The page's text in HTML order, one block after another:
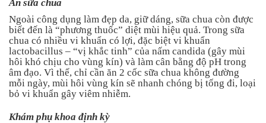
Ăn sữa chua
Ngoài công dụng làm đẹp da, giữ dáng, sữa chua còn được
biết đến là “phương thuốc” diệt mùi hiệu quả. Trong sữa
chua có nhiều vi khuẩn có lợi, đặc biệt vi khuẩn
lactobacillus – “vị khắc tinh” của nấm candida (gây mùi
hôi khó chịu cho vùng kín) và làm cân bằng độ pH trong
âm đạo. Vì thế, chỉ cần ăn 2 cốc sữa chua không đường
mỗi ngày, mùi hôi vùng kín sẽ nhanh chóng bị tống đi, loại
bỏ vi khuẩn gây viêm nhiễm.
Khám phụ khoa định kỳ